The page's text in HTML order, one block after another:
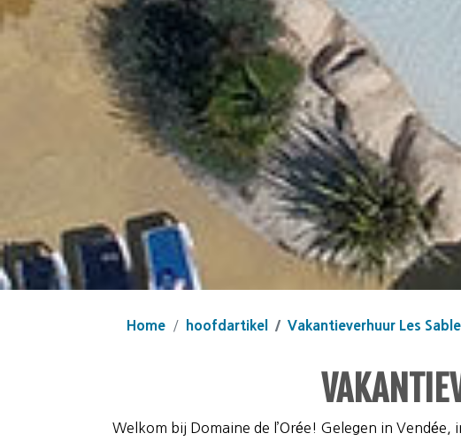
Home hoofdartikel Vakantieverhuur Les
Welkom bij Domaine de l’Orée! Gelegen in Vendée,